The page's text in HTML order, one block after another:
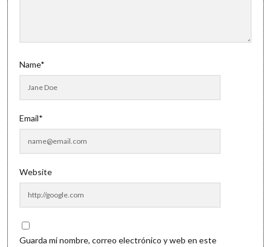
Name*
Email*
Website
Guarda mi nombre, correo electrónico y web en este